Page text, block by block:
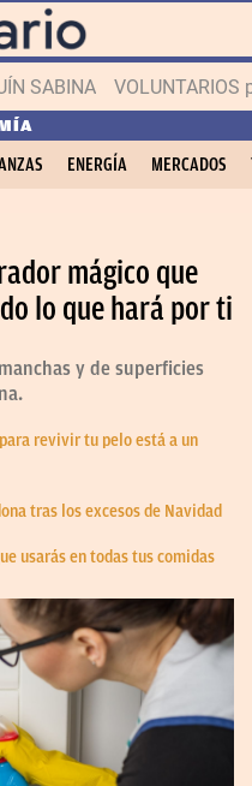
SABINA VOLUNTARIOS
ENERGÍA MERCADOS
mágico que
lo que hará por ti
y de superficies
revivir tu pelo está a un
tras los excesos de Navidad
usarás en todas tus comidas